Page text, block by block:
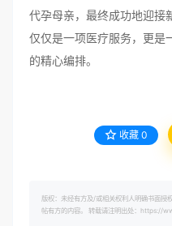
代孕母亲，最终成功地迎接
仅仅是一项医疗服务，更是
的精心编排。
收藏 0
版权：未经有方及/或相关权利人明确书面授
帖有方的内容。 转载请注明出处：https://